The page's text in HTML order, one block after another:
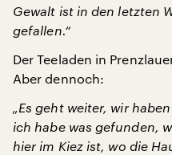
Gewalt ist in den letzten
gefallen.“
Der Teeladen in
Aber dennoch:
„Es geht weiter, wir
ich habe was gefunden,
hier im Kiez ist, wo die